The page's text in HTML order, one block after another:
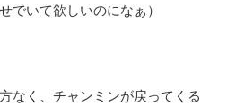
でいて欲しいのになぁ）
なく、チャンミンが戻ってくる